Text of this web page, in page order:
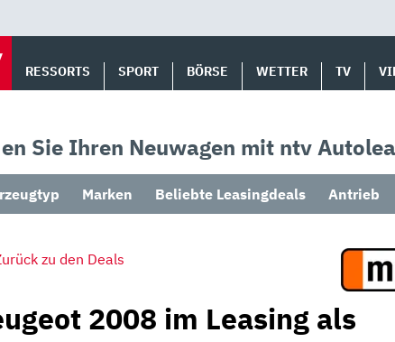
RESSORTS SPORT BÖRSE WETTER TV
Sie Ihren Neuwagen mit ntv
Marken Beliebte Leasingdeals Antrieb
zu den Deals
2008 im Leasing als